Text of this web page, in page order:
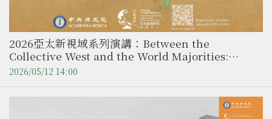
2026亞太新視域系列演講：Between the
Collective West and the World Majorities:
Myanmar ties with Russia and China in
Contemporary Southeast Asia ／ Dr. Wai Yan
Phyo Naing（中央研究院 近代史研究所訪問學人）
2026/05/12 14:00